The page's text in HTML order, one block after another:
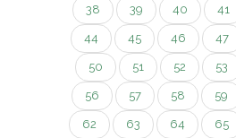
38 39 40 41
44 45 46 47
50 51 52 53
56 57 58 59
62 63 64 65